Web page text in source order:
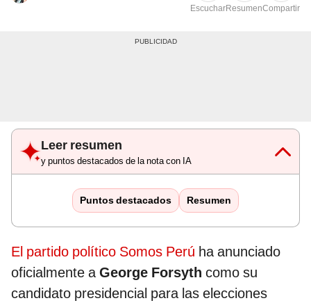
EscucharResumenCompartir
Leer resumen
y puntos destacados de la nota con IA
Puntos destacados Resumen
El partido político Somos Perú ha anunciado
oficialmente aGeorge Forsyth como su
candidato presidencial para las elecciones